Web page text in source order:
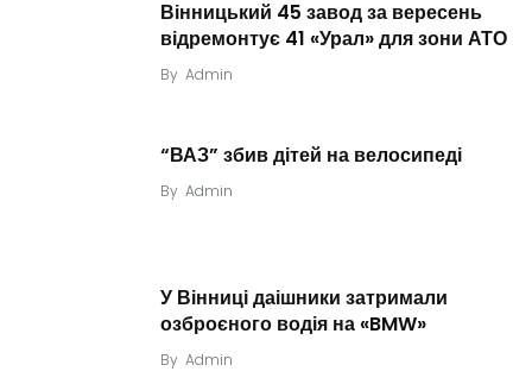
Вінницький 45 завод за вересень
відремонтує 41 «Урал» для зони АТО
By Admin
“ВАЗ” збив дітей на велосипеді
By Admin
У Вінниці даішники затримали
озброєного водія на «BMW»
By Admin